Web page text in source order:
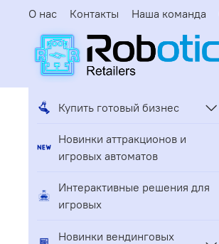
О нас Контакты Наша команда
Купить готовый бизнес
Новинки аттракционов и
игровых автоматов
Интерактивные решения для
игровых
Новинки вендинговых